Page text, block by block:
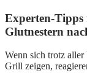
Experten-
Glutnestern
Wenn sich trotz aller
Grill zeigen,